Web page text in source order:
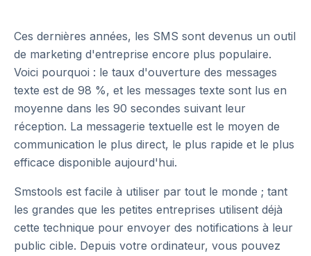
Ces dernières années, les SMS sont devenus un outil
de marketing d'entreprise encore plus populaire.
Voici pourquoi : le taux d'ouverture des messages
texte est de 98 %, et les messages texte sont lus en
moyenne dans les 90 secondes suivant leur
réception. La messagerie textuelle est le moyen de
communication le plus direct, le plus rapide et le plus
efficace disponible aujourd'hui.
Smstools est facile à utiliser par tout le monde ; tant
les grandes que les petites entreprises utilisent déjà
cette technique pour envoyer des notifications à leur
public cible. Depuis votre ordinateur, vous pouvez